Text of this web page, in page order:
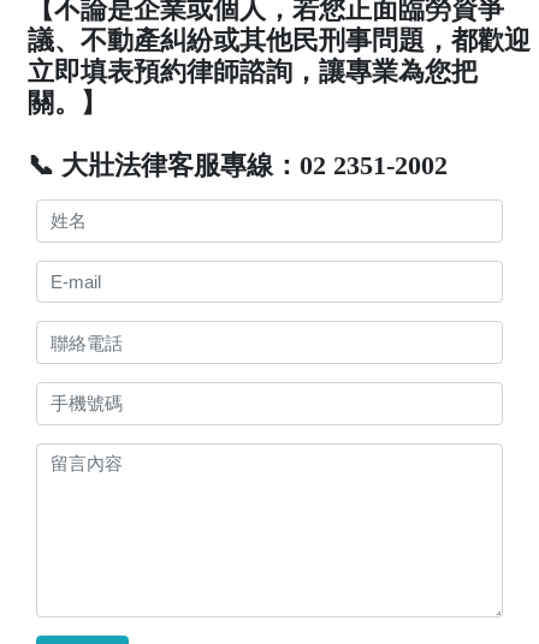
【不論是企業或個人，若您正面臨勞資爭
議、不動產糾紛或其他民刑事問題，都歡迎
立即填表預約律師諮詢，讓專業為您把
關。】
📞 大壯法律客服專線：02 2351-2002